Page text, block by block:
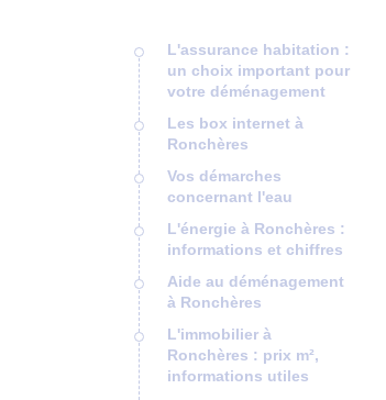
L'assurance habitation :
un choix important pour
votre déménagement
Les box internet à
Ronchères
Vos démarches
concernant l'eau
L'énergie à Ronchères :
informations et chiffres
Aide au déménagement
à Ronchères
L'immobilier à
Ronchères : prix m²,
informations utiles